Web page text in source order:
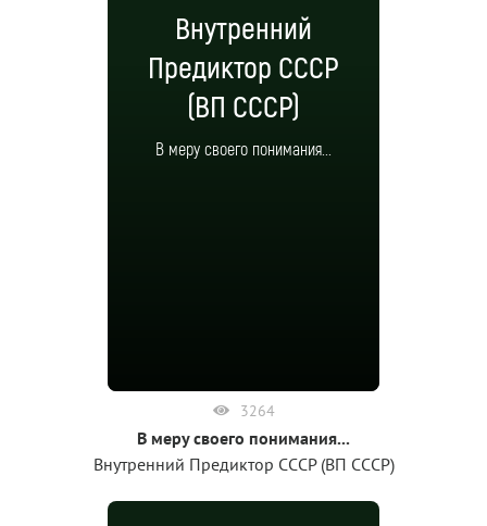
Внутренний
Предиктор СССР
(ВП СССР)
В меру своего понимания...
3264
В меру своего понимания...
Внутренний Предиктор СССР (ВП СССР)